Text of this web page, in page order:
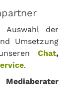
der
Umsetzung
Chat,
.
Mediaberater